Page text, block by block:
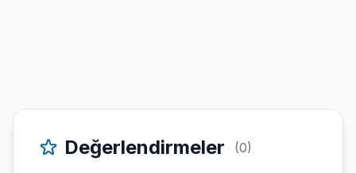
Değerlendirmeler (0)